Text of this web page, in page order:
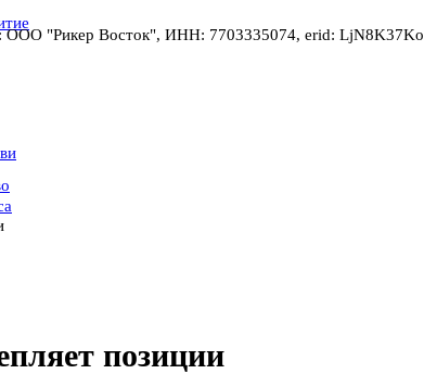
ООО "Рикер Восток", ИНН: 7703335074, erid: LjN8K37Ko
позиции